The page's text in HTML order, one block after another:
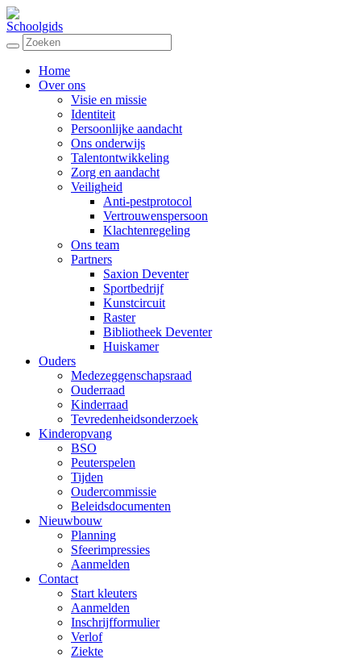
Schoolgids
Home
Over ons
Visie en missie
Identiteit
Persoonlijke aandacht
Ons onderwijs
Talentontwikkeling
Zorg en aandacht
Veiligheid
Anti-pestprotocol
Vertrouwenspersoon
Klachtenregeling
Ons team
Partners
Saxion Deventer
Sportbedrijf
Kunstcircuit
Raster
Bibliotheek Deventer
Huiskamer
Ouders
Medezeggenschapsraad
Ouderraad
Kinderraad
Tevredenheidsonderzoek
Kinderopvang
BSO
Peuterspelen
Tijden
Oudercommissie
Beleidsdocumenten
Nieuwbouw
Planning
Sfeerimpressies
Aanmelden
Contact
Start kleuters
Aanmelden
Inschrijfformulier
Verlof
Ziekte